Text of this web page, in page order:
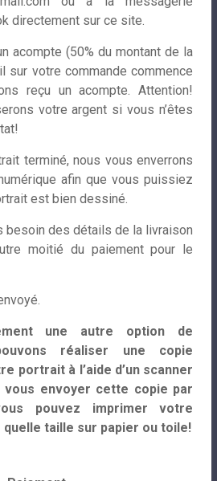
directement sur ce site.
acompte (50% du montant de la
sur votre commande commence
reçu un acompte. Attention!
votre argent si vous n’êtes
terminé, nous vous enverrons
afin que vous puissiez
est bien dessiné.
besoin des détails de la livraison
moitié du paiement pour le
une autre option de
réaliser une copie
portrait à l’aide d’un scanner
vous envoyer cette copie par
pouvez imprimer votre
quelle taille sur papier ou toile!